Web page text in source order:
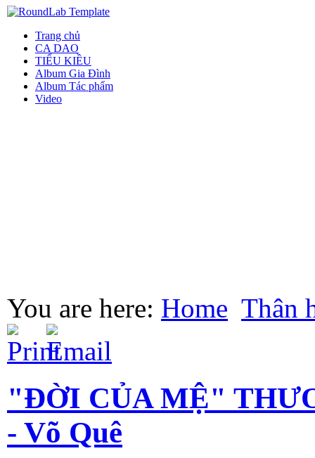
Trang chủ
CA DAO
TIỂU KIỀU
Album Gia Đình
Album Tác phẩm
Video
You are here: Home Thân
"ĐỜI CỦA MỆ"
- Võ Quê